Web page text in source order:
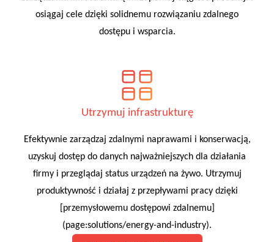
osiągaj cele dzięki solidnemu rozwiązaniu zdalnego
dostępu i wsparcia.
Utrzymuj infrastrukturę
Efektywnie zarządzaj zdalnymi naprawami i konserwacją,
uzyskuj dostęp do danych najważniejszych dla działania
firmy i przeglądaj status urządzeń na żywo. Utrzymuj
produktywność i działaj z przepływami pracy dzięki
[przemysłowemu dostępowi zdalnemu]
(page:solutions/energy-and-industry).